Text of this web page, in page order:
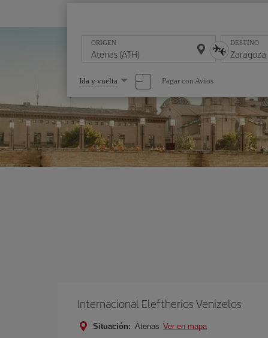
ORIGEN DESTINO
Seleccione
una
opción
Ida y vuelta Pagar con Avios
Internacional Eleftherios Venizelos
Situación: Atenas Ver en mapa